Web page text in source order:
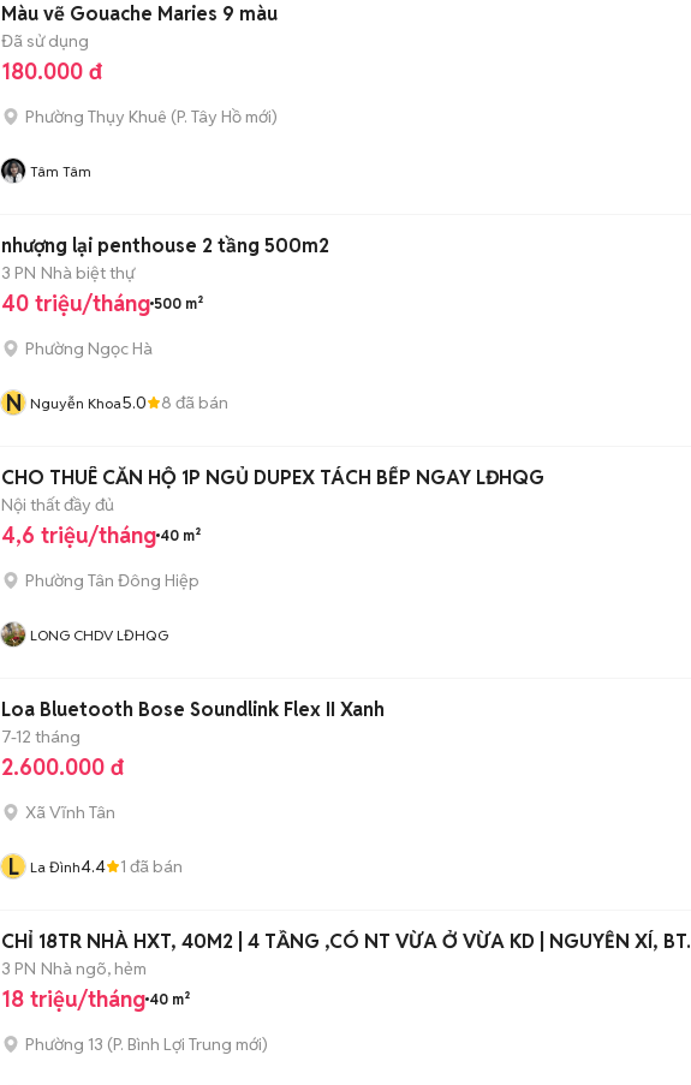
Màu vẽ Gouache Maries 9 màu
Đã sử dụng
180.000 đ
Phường Thụy Khuê (P. Tây Hồ mới)
Tâm Tâm
nhượng lại penthouse 2 tầng 500m2
3 PN Nhà biệt thự
40 triệu/tháng 500 m²
Phường Ngọc Hà
N Nguyễn Khoa5.0 8 đã bán
CHO THUÊ CĂN HỘ 1P NGỦ DUPEX TÁCH BẾP NGAY LĐHQG
Nội thất đầy đủ
4,6 triệu/tháng 40 m²
Phường Tân Đông Hiệp
LONG CHDV LĐHQG
Loa Bluetooth Bose Soundlink Flex II Xanh
7-12 tháng
2.600.000 đ
Xã Vĩnh Tân
L La Đình4.4 1 đã bán
CHỈ 18TR NHÀ HXT, 40M2 | 4 TẦNG ,CÓ NT VỪA Ở VỪA KD | NGUYỄN XÍ, BT.
3 PN Nhà ngõ, hẻm
18 triệu/tháng 40 m²
Phường 13 (P. Bình Lợi Trung mới)